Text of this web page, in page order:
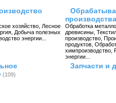
хозяйство Лесное
Добыча полезных
энергии
производства
Обработка
древисины
производство
продуктов
химпроизводство
энергии
(109)
Запчасти и